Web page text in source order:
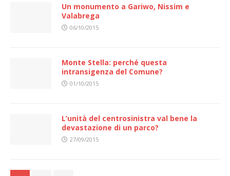
Un monumento a Gariwo, Nissim e
Valabrega
06/10/2015
Monte Stella: perché questa
intransigenza del Comune?
01/10/2015
L’unità del centrosinistra val bene la
devastazione di un parco?
27/09/2015